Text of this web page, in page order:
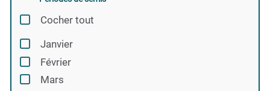
Cocher tout
Janvier
Février
Mars